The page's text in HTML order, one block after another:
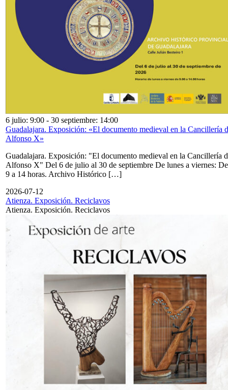
6 julio: 9:00 - 30 septiembre: 14:00
Guadalajara. Exposición: «El documento medieval en la Cancillería
Alfonso X»
Guadalajara. Exposición: "El documento medieval en la Cancillería
Alfonso X" Del 6 de julio al 30 de septiembre De lunes a viernes: De
9 a 14 horas. Archivo Histórico […]
2026-07-12
Atienza. Exposición. Reciclavos
Atienza. Exposición. Reciclavos